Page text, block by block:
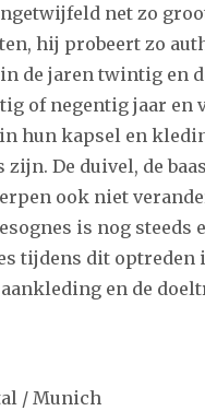
net zo
hij probeert zo
de jaren twintig en
of negentig jaar en
hun kapsel en
De duivel, de
ook niet
is nog
tijdens dit optreden
en de
/ Munich